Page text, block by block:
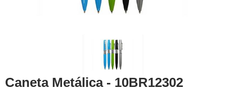
Caneta Metálica - 10BR12302